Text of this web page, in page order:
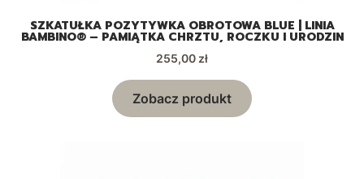
SZKATUŁKA POZYTYWKA OBROTOWA BLUE | LINIA
BAMBINO® – PAMIĄTKA CHRZTU, ROCZKU I URODZIN
Cena
255,00 zł
Zobacz produkt